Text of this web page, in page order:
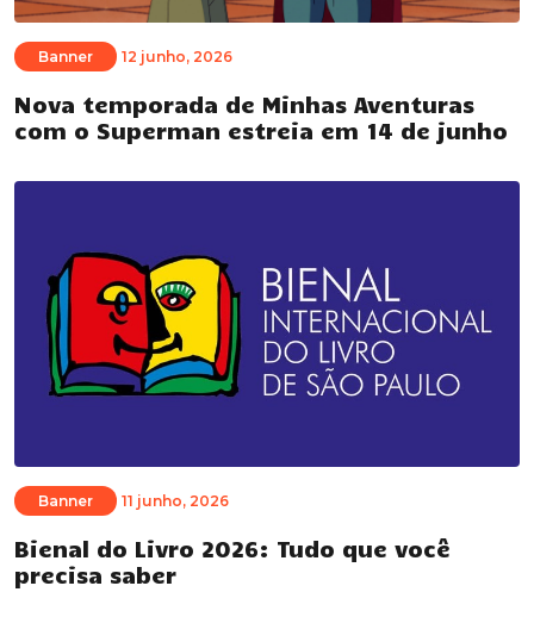
Banner 12 junho, 2026
Nova temporada de Minhas Aventuras
com o Superman estreia em 14 de junho
Banner 11 junho, 2026
Bienal do Livro 2026: Tudo que você
precisa saber